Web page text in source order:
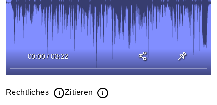
00:00 / 03:22
Rechtliches Zitieren